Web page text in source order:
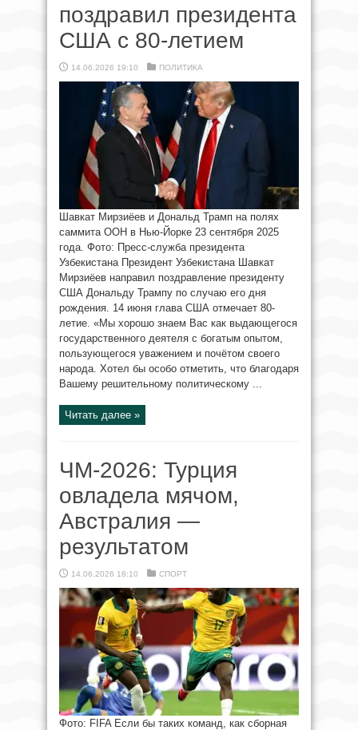
поздравил президента
США с 80-летием
14.06.2026 19:10 ПОЛИТИКА
Шавкат Мирзиёев и Дональд Трамп на полях
саммита ООН в Нью-Йорке 23 сентября 2025
года. Фото: Пресс-служба президента
Узбекистана Президент Узбекистана Шавкат
Мирзиёев направил поздравление президенту
США Дональду Трампу по случаю его дня
рождения. 14 июня глава США отмечает 80-
летие. «Мы хорошо знаем Вас как выдающегося
государственного деятеля с богатым опытом,
пользующегося уважением и почётом своего
народа. Хотел бы особо отметить, что благодаря
Вашему решительному политическому ...
Читать далее »
ЧМ-2026: Турция
овладела мячом,
Австралия —
результатом
14.06.2026 18:10 СПОРТ
Фото: FIFA Если бы таких команд, как сборная